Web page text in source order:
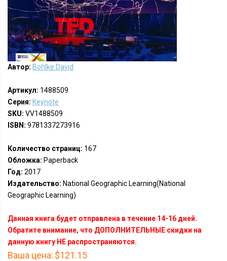
Автор: Bohlke David
Артикул: 1488509
Серия: Keynote
SKU: VV1488509
ISBN: 9781337273916
Количество страниц: 167
Обложка: Paperback
Год: 2017
Издательство: National Geographic Learning(National
Geographic Learning)
Данная книга будет отправлена в течение 14-16 дней.
Обратите внимание, что ДОПОЛНИТЕЛЬНЫЕ скидки на
данную книгу НЕ распространяются.
Ваша цена: $121.15